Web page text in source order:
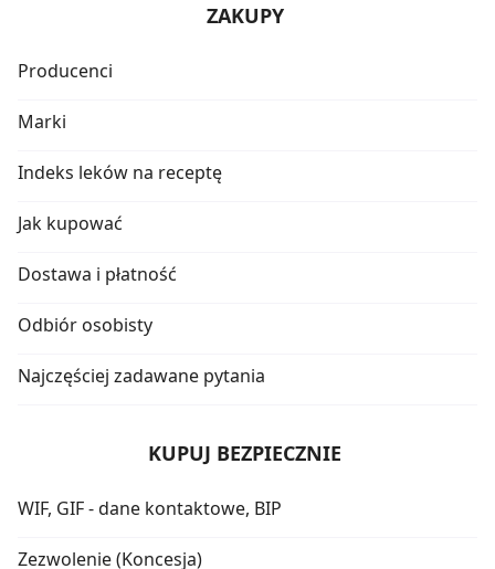
ZAKUPY
Producenci
Marki
Indeks leków na receptę
Jak kupować
Dostawa i płatność
Odbiór osobisty
Najczęściej zadawane pytania
KUPUJ BEZPIECZNIE
WIF, GIF - dane kontaktowe, BIP
Zezwolenie (Koncesja)